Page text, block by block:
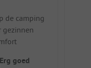
de camping
gezinnen
Erg goed